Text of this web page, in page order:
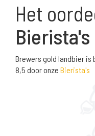
Het
Bierista's
Brewers gold landbier is
8,5 door onze Bierista's